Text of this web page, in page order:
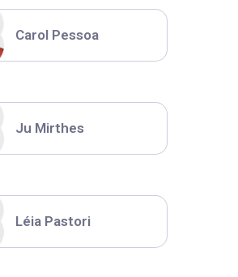
Carol Pessoa
Ju Mirthes
Léia Pastori